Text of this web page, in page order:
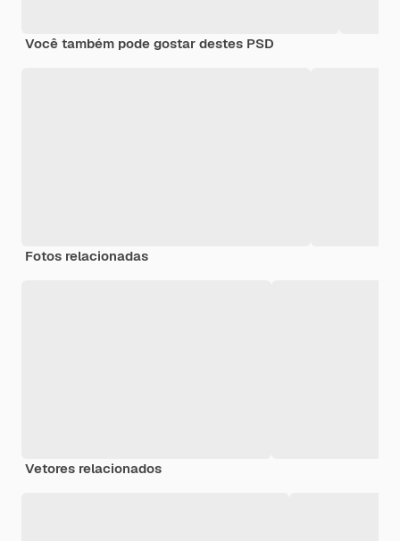
Você também pode gostar destes PSD
Fotos relacionadas
Vetores relacionados